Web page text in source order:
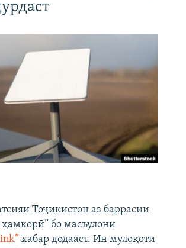
Тоҷикистон аз баррасии
бо масъулони
хабар додааст. Ин мулоқоти